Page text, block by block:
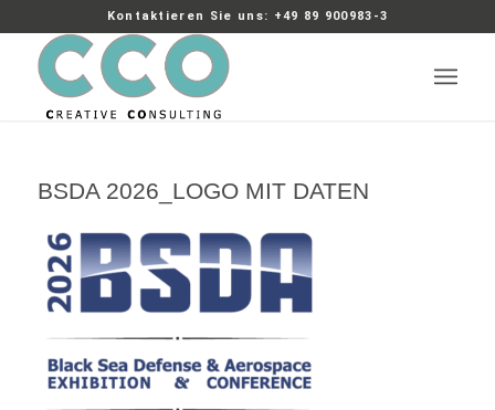
Kontaktieren Sie uns: +49 89 900983-3
BSDA 2026_LOGO MIT DATEN